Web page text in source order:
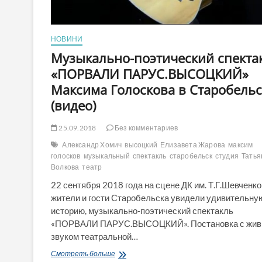
НОВИНИ
Музыкально-поэтический
«ПОРВАЛИ ПАРУС.ВЫСОЦКИЙ»
Максима Голоскова в
(видео)
25.09.2018
Без комментариев
Александр Хомич высоцкий Елизавета Жарова максим
голосков музыкальный спектакль старобельск студия
Волкова театр
22 сентября 2018 года на сцене ДК им. Т.Г.Шевченко
жители и гости Старобельска увидели
историю, музыкально-поэтический спектакль
«ПОРВАЛИ ПАРУС.ВЫСОЦКИЙ». Постановка с
звуком театральной…
Смотреть большеМузыкально-